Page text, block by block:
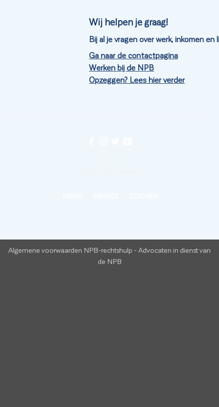
Wij helpen je graag!
Bij al je vragen over werk, inkomen en
Ga naar de contactpagina
Werken bij de NPB
Opzeggen? Lees hier verder
Algemene voorwaarden NPB-rechtshulp - Advocaten in dienst van
de NPB